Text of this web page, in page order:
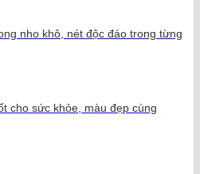
nho khô, nét độc đáo trong từng
cho sức khỏe, màu đẹp cùng